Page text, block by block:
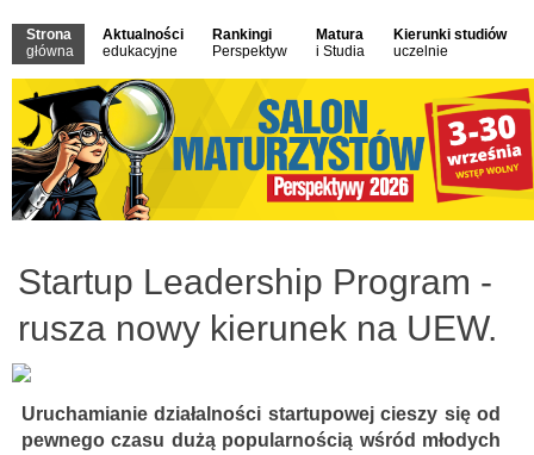
Strona
główna
Aktualności
edukacyjne
Rankingi
Perspektyw
Matura
i Studia
Kierunki studiów
uczelnie
Startup Leadership Program -
rusza nowy kierunek na UEW.
Uruchamianie działalności startupowej cieszy się od
pewnego czasu dużą popularnością wśród młodych